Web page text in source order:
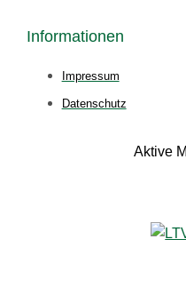
Informationen
Impressum
Datenschutz
Aktive